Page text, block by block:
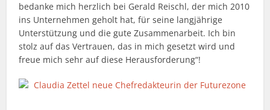
bedanke mich herzlich bei Gerald Reischl, der mich 2010
ins Unternehmen geholt hat, für seine langjährige
Unterstützung und die gute Zusammenarbeit. Ich bin
stolz auf das Vertrauen, das in mich gesetzt wird und
freue mich sehr auf diese Herausforderung“!